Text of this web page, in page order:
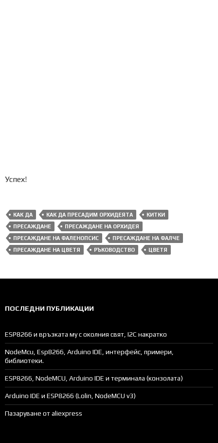
Успех!
КАК ДА КАК ДА ПРЕСАДИМ ОРХИДЕЯТА
КИТКИ
ПРЕСАЖДАНЕ
ПРЕСАЖДАНЕ НА ОРХИДЕЯ
ПРЕСАЖДАНЕ НА ФАЛЕНОПСИС
ПРЕСАЖДАНЕ НА ФАЛЧЕ
ПРЕСАЖДАНЕ НА ЦВЕТЯ
РЪКОВОДСТВО ЦВЕТЯ
ПОСЛЕДНИ ПУБЛИКАЦИИ
ESP8266 и връзката му с околния свят, I2C накратко
NodeMcu, Esp8266, Arduino IDE, интерфейс, примери,
библиотеки.
ESP8266, NodeMCU, Arduino IDE и терминала (конзолата)
Arduino IDE и ESP8266 (Lolin, NodeMCU v3)
Пазаруване от aliexpress